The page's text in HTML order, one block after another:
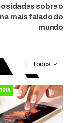
sobre o
mais falado do
mundo
Todos